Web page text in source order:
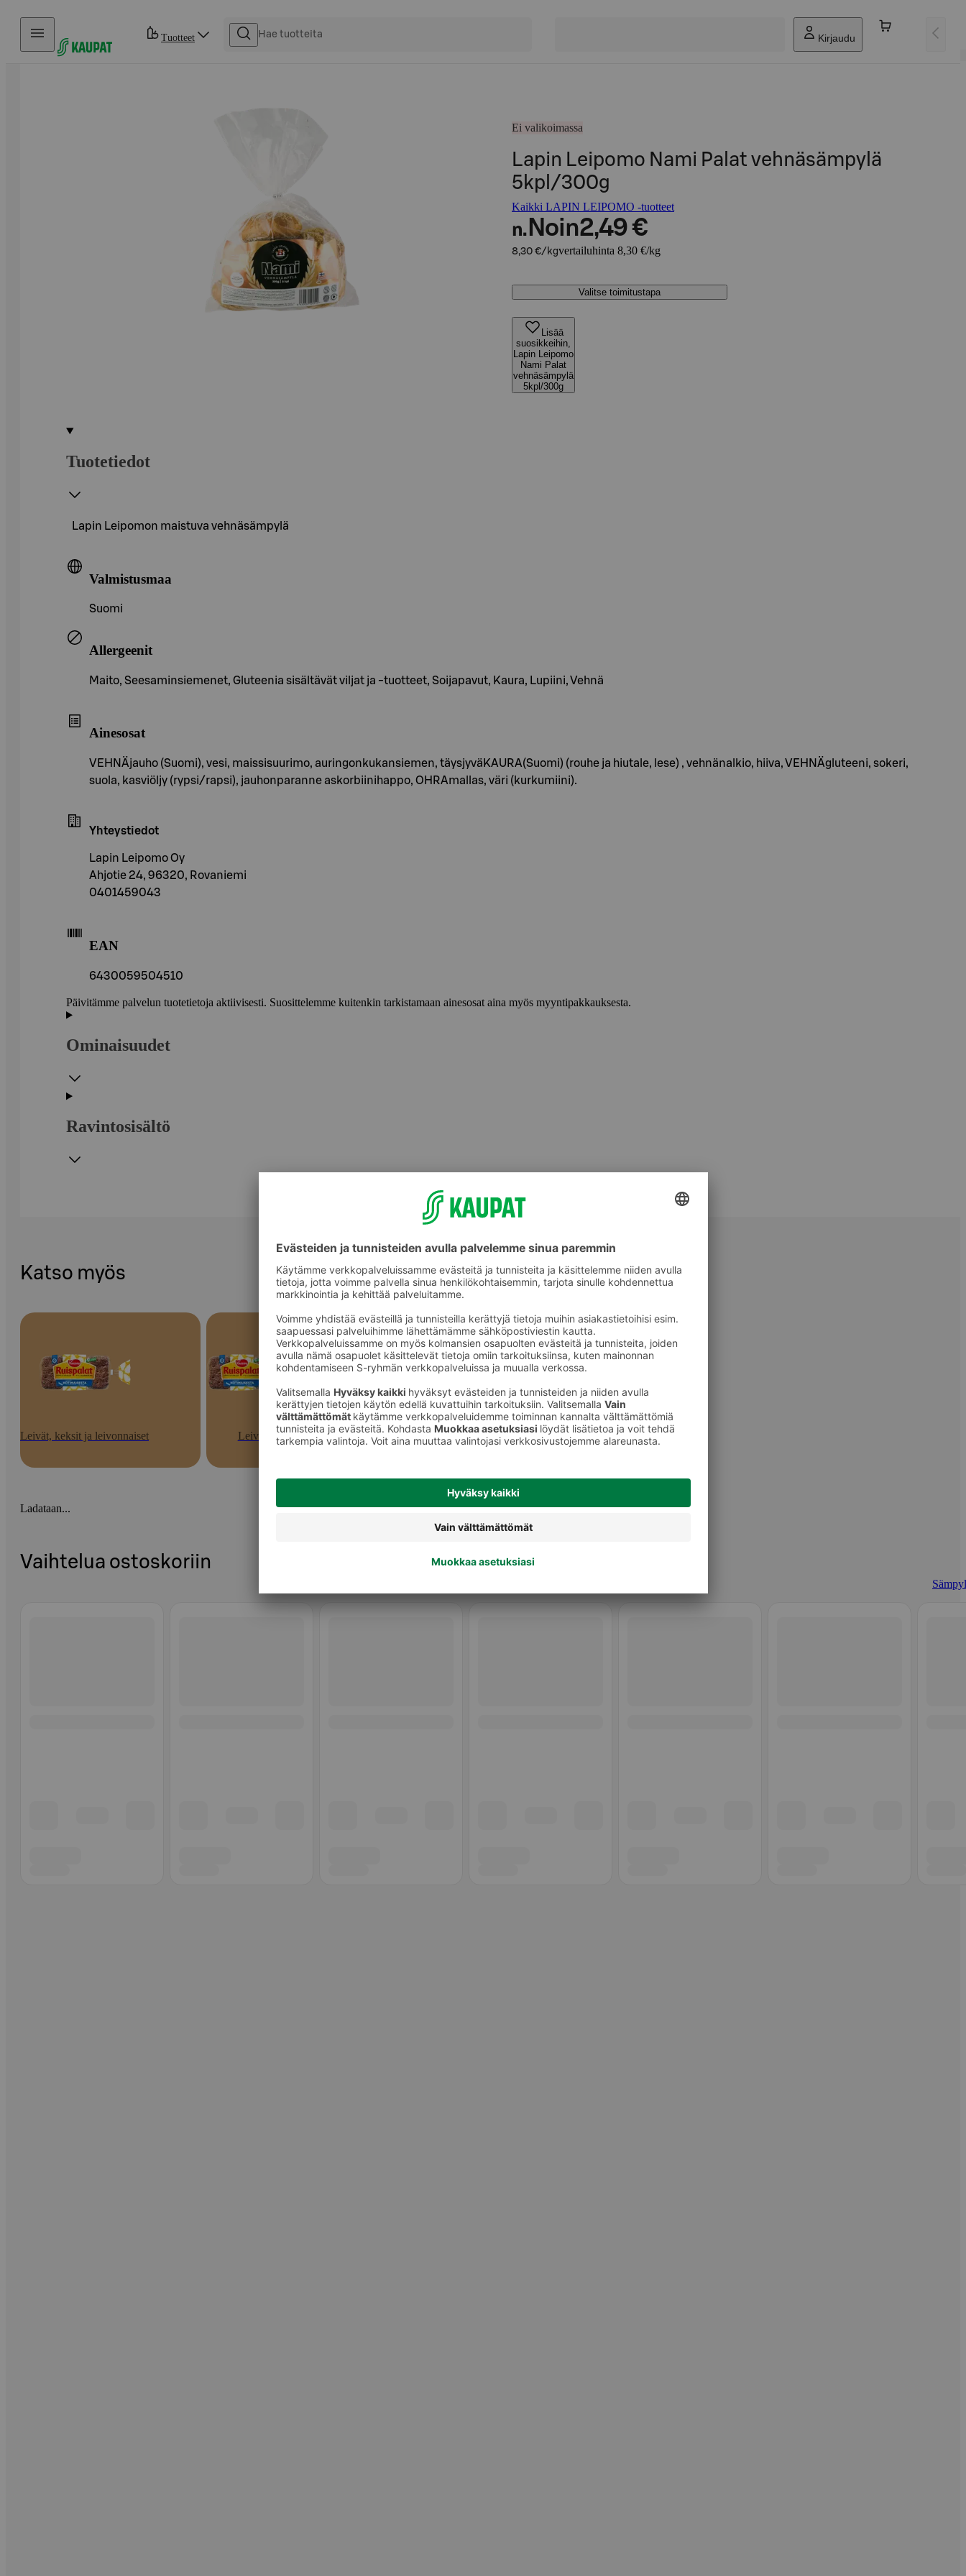
Hyppää sisältöön
Tuotteet Kirjaudu
Ei valikoimassa
Lapin Leipomo Nami Palat vehnäsämpylä
5kpl/300g
Kaikki LAPIN LEIPOMO -tuotteet
n. Noin2,49 €
8,30 €/kgvertailuhinta 8,30 €/kg
Valitse toimitustapa
Lisää
suosikkeihin,
Lapin Leipomo
Nami Palat
vehnäsämpylä
5kpl/300g
Tuotetiedot
Lapin Leipomon maistuva vehnäsämpylä
Valmistusmaa
Suomi
Allergeenit
Maito, Seesaminsiemenet, Gluteenia sisältävät viljat ja -tuotteet, Soijapavut, Kaura, Lupiini, Vehnä
Ainesosat
VEHNÄjauho (Suomi), vesi, maissisuurimo, auringonkukansiemen, täysjyväKAURA(Suomi) (rouhe ja hiutale, lese) , vehnänalkio, hiiva, VEHNÄgluteeni, sokeri,
suola, kasviöljy (rypsi/rapsi), jauhonparanne askorbiinihappo, OHRAmallas, väri (kurkumiini).
Yhteystiedot
Lapin Leipomo Oy
Ahjotie 24, 96320, Rovaniemi
0401459043
EAN
6430059504510
Päivitämme palvelun tuotetietoja aktiivisesti. Suosittelemme kuitenkin tarkistamaan ainesosat aina myös myyntipakkauksesta.
Ominaisuudet
Ravintosisältö
Katso myös
Leivät, keksit ja leivonnaiset Leivät Sämpylät
Ladataan...
Vaihtelua ostoskoriin